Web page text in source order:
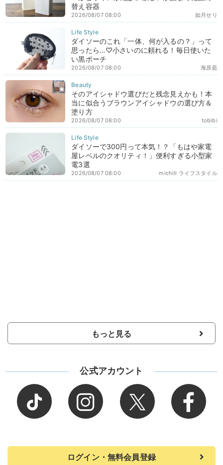
替え容器
如月せり
2026/08/07 08:00
ダイソーのこれ「一体、何が入るの？」って
思ったら…♡小さいのに頼れる！毎日使いた
い黒ポーチ
海原藍
2026/08/07 08:00
そのアイシャドウ選びだと残念見えかも！本
当に似合うブラウンアイシャドウの選び方＆
塗り方
tobibi
2026/08/07 08:00
ダイソーで300円って本気！？「もはや家電
屋レベルのクオリティ！」便利すぎる小型家
電3選
michill ライフスタイル
2026/08/07 08:00
もっと見る
公式アカウント
ログイン・無料会員登録